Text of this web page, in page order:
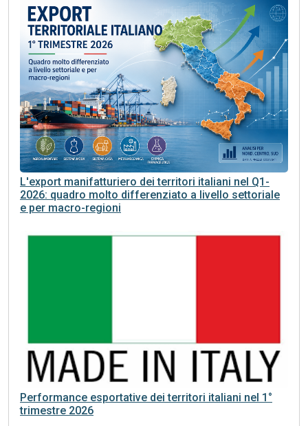
L'export manifatturiero dei territori italiani nel Q1-
2026: quadro molto differenziato a livello settoriale
e per macro-regioni
Performance esportative dei territori italiani nel 1°
trimestre 2026